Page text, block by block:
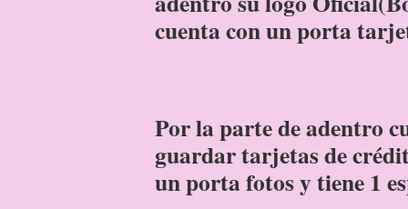
cuenta con un porta
Por la parte de adentro
guardar tarjetas de
un porta fotos y tiene 1